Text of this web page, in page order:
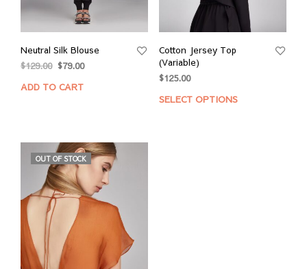
Neutral Silk Blouse
$129.00 $79.00
ADD TO CART
Cotton Jersey Top
(Variable)
$125.00
SELECT OPTIONS
OUT OF STOCK